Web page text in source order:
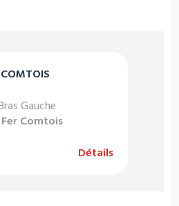
COMTOIS
Gauche
Comtois
Détails